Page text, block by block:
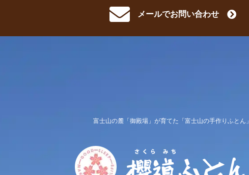
メールでお問い合わせ
富士山の麓「御殿場」が育てた「富士山の手作りふとん」